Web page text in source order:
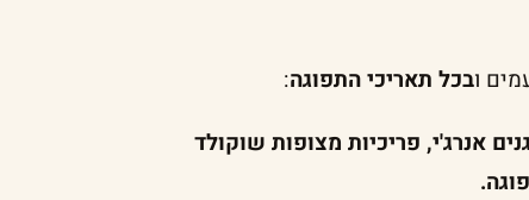
ובכל תאריכי התפוגה:
אנרג'י, פריכיות מצופות שוקולד